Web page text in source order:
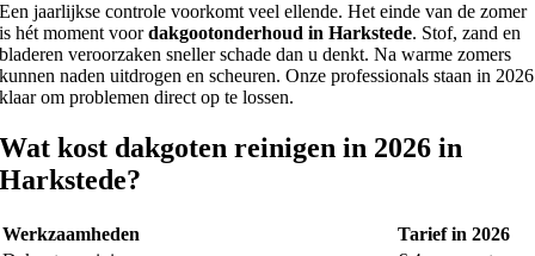
Een jaarlijkse controle voorkomt veel ellende. Het einde van de zomer
is hét moment voordakgootonderhoud in Harkstede. Stof, zand en
bladeren veroorzaken sneller schade dan u denkt. Na warme zomers
kunnen naden uitdrogen en scheuren. Onze professionals staan in 2026
klaar om problemen direct op te lossen.
Wat kost dakgoten reinigen in 2026 in
Harkstede?
Werkzaamheden
Tarief in 2026